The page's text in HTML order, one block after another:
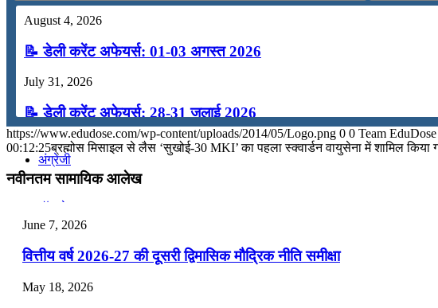
गणित
कंप्यूटर
अंग्रेजी
टुडेज जीके
August 4, 2026
📝 डेली करेंट अफेयर्स: 01-03 अगस्त 2026
July 31, 2026
📝 डेली करेंट अफेयर्स: 28-31 जुलाई 2026
July 28, 2026
📝 डेली करेंट अफेयर्स: 25-27 जुलाई 2026
July 25, 2026
📝 डेली करेंट अफेयर्स: 22-24 जुलाई 2026
July 22, 2026
📝 डेली करेंट अफेयर्स: 19-21 जुलाई 2026
https://www.edudose.com/wp-content/uploads/2014/05/Logo.png 0 0 Team EduDose
00:12:25ब्रह्मोस मिसाइल से लैस ‘सुखोई-30 MKI’ का पहला स्‍क्‍वार्डन वायुसेना में शामिल किया
नवीनतम सामायिक आलेख
June 7, 2026
वित्तीय वर्ष 2026-27 की दूसरी द्विमासिक मौद्रिक नीति समीक्षा
May 18, 2026